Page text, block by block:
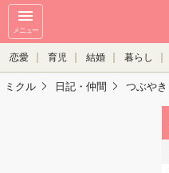
メニュー
恋愛 育児 結婚 暮らし
ミクル 日記・仲間 つぶやき